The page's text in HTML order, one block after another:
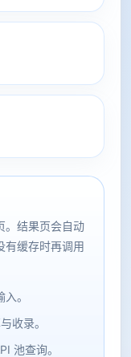
。结果页会自动
有缓存时再调用
。
收录。
池查询。